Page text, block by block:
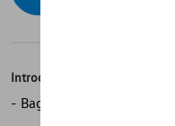
Introduction
- Baguette de protection